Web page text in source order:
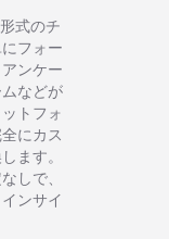
式のチ
フォー
ンケー
などが
トフォ
にカス
ます。
しで、
ンサイ